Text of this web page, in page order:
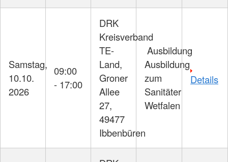
Samstag,
10.10.
2026
09:00
- 17:00
DRK
Kreisverband
TE-
Land,
Groner
Allee
27,
49477
Ibbenbüren
Ausbildung
Ausbildung
zum
Sanitäter
Wetfalen
Details